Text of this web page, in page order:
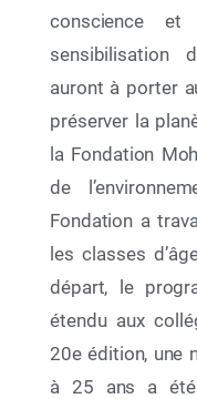
Atelier de
conscience
sensibilisation
auront à porter
préserver la
la Fondation
de
Fondation a
les classes
départ, le
étendu aux
20e édition, une
à 25 ans a été